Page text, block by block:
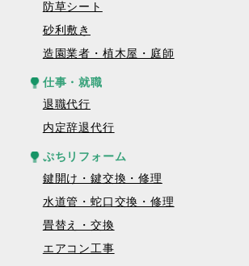
防草シート
砂利敷き
造園業者・植木屋・庭師
仕事・就職
退職代行
内定辞退代行
ぷちリフォーム
鍵開け・鍵交換・修理
水道管・蛇口交換・修理
畳替え・交換
エアコン工事